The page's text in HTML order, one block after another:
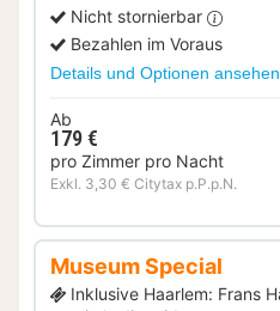
Nicht stornierbar
Bezahlen im Voraus
Details und Optionen ansehen
Ab
179 €
pro Zimmer pro Nacht
Exkl. 3,30 € Citytax p.P.p.N.
Museum Special
Inklusive Haarlem: Frans